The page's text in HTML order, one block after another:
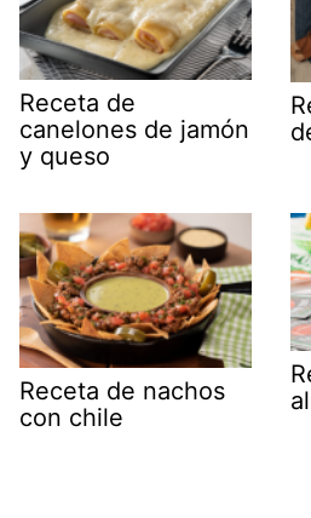
Receta de
canelones de jamón
y queso
Receta de nachos
con chile